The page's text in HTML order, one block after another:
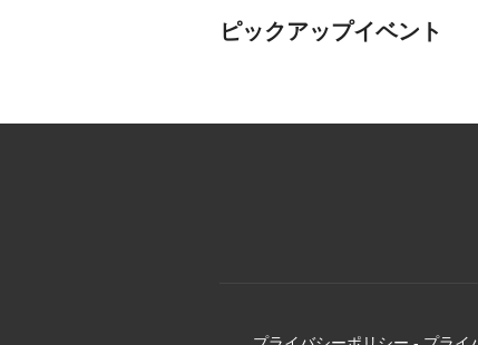
ピックアップイベント